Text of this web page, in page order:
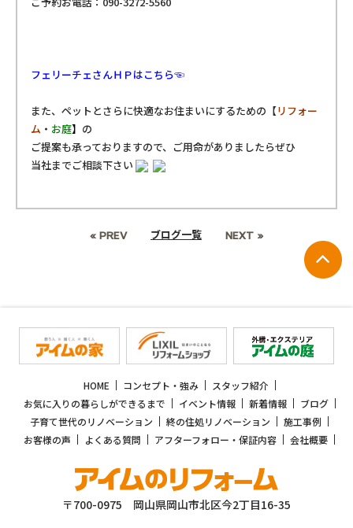
フェリーチェさんＨＰはこちら☜
また、ペットとさらに快適なお住まいにするための【リフォー
ム ・ お庭】 の
ご提案も承っておりますので、ご用命がありましたらぜひ
当社までご相談下さい
« PREV ブログ一覧 NEXT »
HOME コンセプト・強み
スタッフ紹介
お気に入りの暮らしができるまで
イベント情報 新着情報
ブログ
子育て世代のリノベーション
終の住処リノベーション
施工事例
お客様の声
よくある質問 アフターフォロー・保証内容 会社概要
〒700-0975 岡山県岡山市北区今2丁目16-35